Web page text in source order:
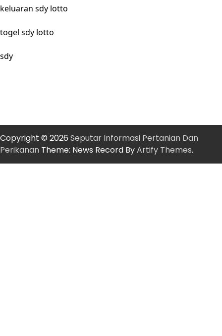
keluaran sdy lotto
togel sdy lotto
sdy
Copyright © 2026 Seputar Informasi Pertanian Dan
Perikanan Theme: News Record ByArtify Themes.